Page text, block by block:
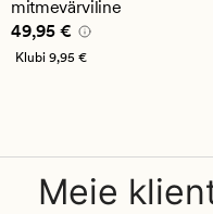
mitmevärviline
Pris_ee 49,95 €
49,95 €
Klubi 9,95 €
Meie